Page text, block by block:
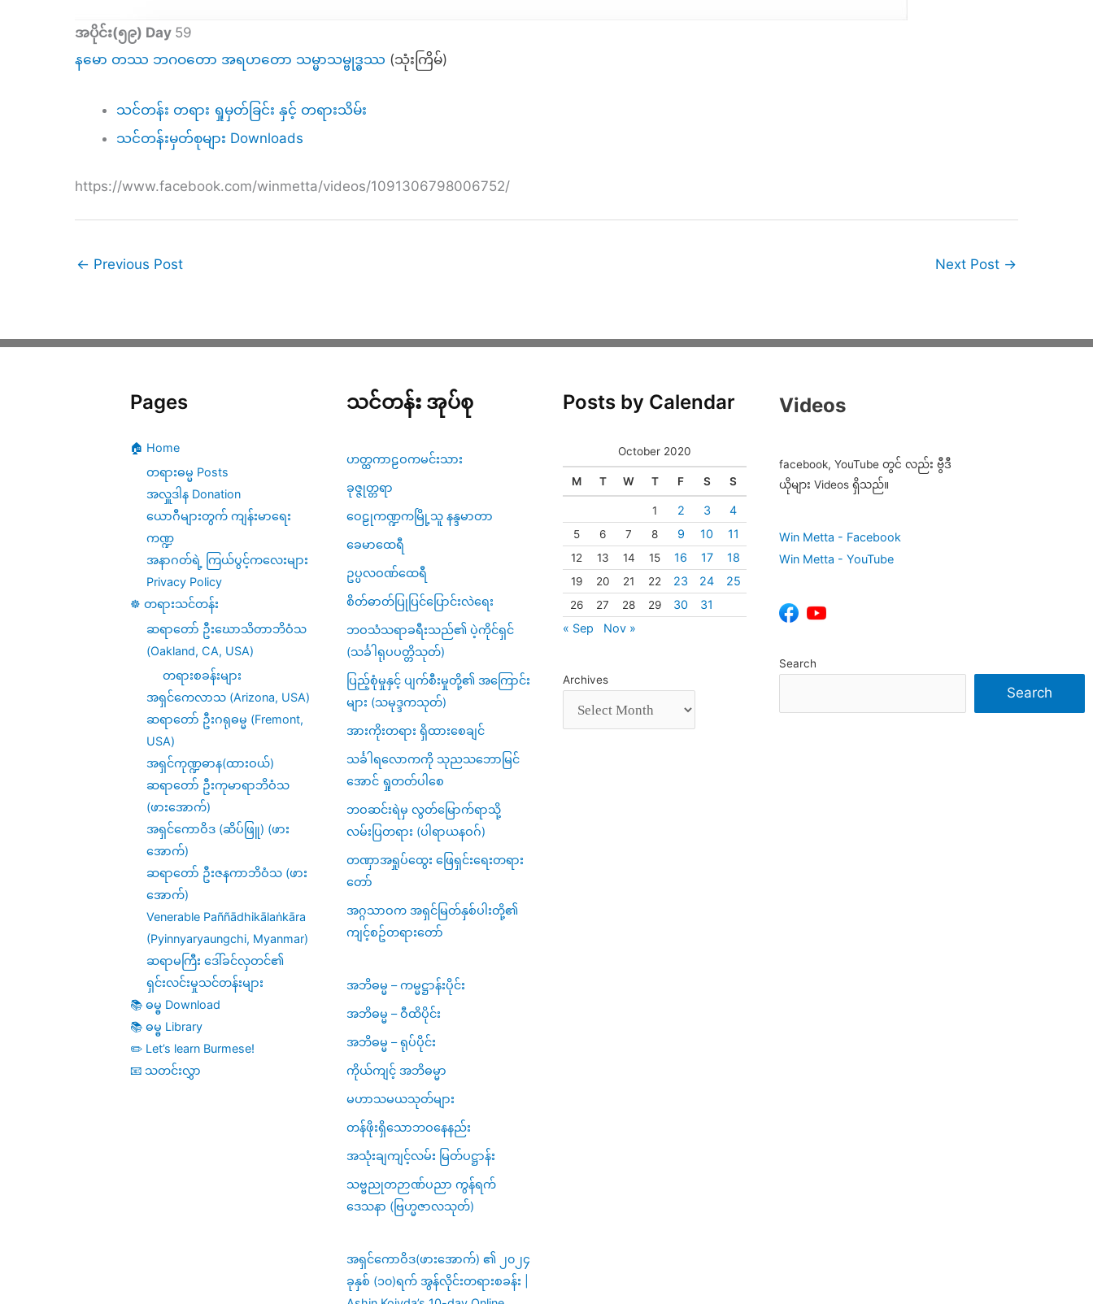
အပိုင်း(၅၉) Day 59
နမော တဿ ဘဂဝတော အရဟတော သမ္မာသမ္ဗုဒ္ဓဿ (သုံးကြိမ်)
သင်တန်း တရား ရှုမှတ်ခြင်း နှင့် တရားသိမ်း
သင်တန်းမှတ်စုများ Downloads
https://www.facebook.com/winmetta/videos/1091306798006752/
← Previous Post Next Post →
Pages
🏠 Home
တရားဓမ္မ Posts
အလှူဒါန Donation
ယောဂီများတွက် ကျန်းမာရေး
ကဏ္ဍ
အနာဂတ်ရဲ့ ကြယ်ပွင့်ကလေးများ
Privacy Policy
☸️ တရားသင်တန်း
ဆရာတော် ဦးဃောသိတာဘိဝံသ
(Oakland, CA, USA)
တရားစခန်းများ
အရှင်ကေလာသ (Arizona, USA)
ဆရာတော် ဦးဂရုဓမ္မ (Fremont,
USA)
အရှင်ကုဏ္ဍဓာန(ထားဝယ်)
ဆရာတော် ဦးကုမာရာဘိဝံသ
(ဖားအောက်)
အရှင်ကောဝိဒ (ဆိပ်ဖြူ) (ဖား
အောက်)
ဆရာတော် ဦးဇနကာဘိဝံသ (ဖား
အောက်)
Venerable Paññādhikālaṅkāra
(Pyinnyaryaungchi, Myanmar)
ဆရာမကြီး ဒေါ်ခင်လှတင်၏
ရှင်းလင်းမှုသင်တန်းများ
📚 ဓမ္ဓ Download
📚 ဓမ္ဓ Library
✏️ Let’s learn Burmese!
📧 သတင်းလွှာ
သင်တန်း အုပ်စု
ဟတ္ထကာဠဝကမင်းသား
ခုဇ္ဇုတ္တရာ
ဝေဠုကဏ္ဍကမြို့သူ နန္ဒမာတာ
ခေမာထေရီ
ဥပ္ပလဝဏ်ထေရီ
စိတ်ဓာတ်ပြုပြင်ပြောင်းလဲရေး
ဘဝသံသရာခရီးသည်၏ ပဲ့ကိုင်ရှင်
(သင်္ခါရုပပတ္တိသုတ်)
ပြည့်စုံမှုနှင့် ပျက်စီးမှုတို့၏ အကြောင်း
များ (သမုဒ္ဒကသုတ်)
အားကိုးတရား ရှိထားစေချင်
သင်္ခါရလောကကို သုညသဘောမြင်
အောင် ရှုတတ်ပါစေ
ဘဝဆင်းရဲမှ လွတ်မြောက်ရာသို့
လမ်းပြတရား (ပါရာယနဝဂ်)
တဏှာအရှုပ်ထွေး ဖြေရှင်းရေးတရား
တော်
အဂ္ဂသာဝက အရှင်မြတ်နှစ်ပါးတို့၏
ကျင့်စဥ်တရားတော်
အဘိဓမ္မ – ကမ္မဋ္ဌာန်းပိုင်း
အဘိဓမ္မ – ဝီထိပိုင်း
အဘိဓမ္မ – ရုပ်ပိုင်း
ကိုယ်ကျင့် အဘိဓမ္မာ
မဟာသမယသုတ်များ
တန်ဖိုးရှိသောဘဝနေနည်း
အသုံးချကျင့်လမ်း မြတ်ပဋ္ဌာန်း
သဗ္ဗညုတဉာဏ်ပညာ ကွန်ရက်
ဒေသနာ (ဗြဟ္မဇာလသုတ်)
အရှင်ကောဝိဒ(ဖားအောက်) ၏ ၂၀၂၄
ခုနှစ် (၁၀)ရက် အွန်လိုင်းတရားစခန်း |
Posts by Calendar
October 2020
M T W T F S S
1 2 3 4
5 6 7 8 9 10 11
12 13 14 15 16 17 18
19 20 21 22 23 24 25
26 27 28 29 30
31
« Sep
Nov »
Archives
Videos
facebook, YouTube တွင် လည်း ဗွီဒီ
ယိုများ Videos ရှိသည်။
Win Metta - Facebook
Win Metta - YouTube
Search
Search